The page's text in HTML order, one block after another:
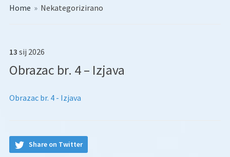
Home » Nekategorizirano
13 sij 2026
Obrazac br. 4 – Izjava
Obrazac br. 4 - Izjava
Share on Twitter